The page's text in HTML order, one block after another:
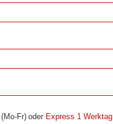
Fr) oder Express 1 Werktag